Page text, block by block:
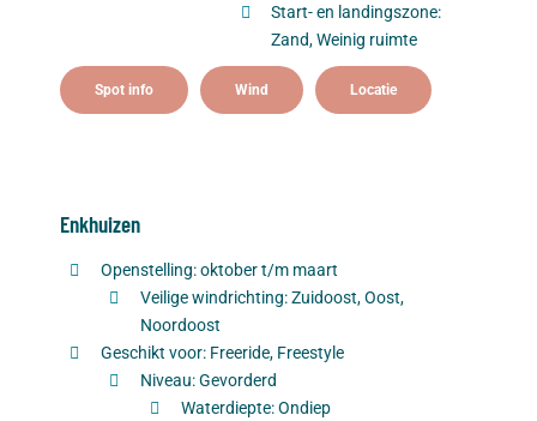
Start- en landingszone:
Zand, Weinig ruimte
Spot info Wind Locatie
Enkhuizen
Openstelling: oktober t/m maart
Veilige windrichting: Zuidoost, Oost,
Noordoost
Geschikt voor: Freeride, Freestyle
Niveau: Gevorderd
Waterdiepte: Ondiep